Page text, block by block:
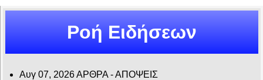
Ροή Ειδήσεων
Αυγ 07, 2026ΑΡΘΡΑ - ΑΠΟΨΕΙΣ